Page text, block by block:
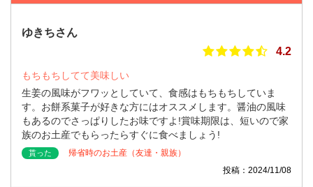
ゆきちさん
4.2
もちもちしてて美味しい
生姜の風味がフワッとしていて、食感はもちもちしていま
す。お餅系菓子が好きな方にはオススメします。醤油の風味
もあるのでさっぱりしたお味ですよ!賞味期限は、短いので家
族のお土産でもらったらすぐに食べましょう!
貰った
帰省時のお土産（友達・親族）
投稿：2024/11/08